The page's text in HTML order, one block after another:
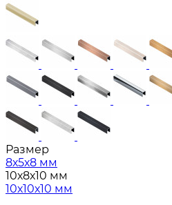
Размер
8х5х8 мм
10х8х10 мм
10х10х10 мм